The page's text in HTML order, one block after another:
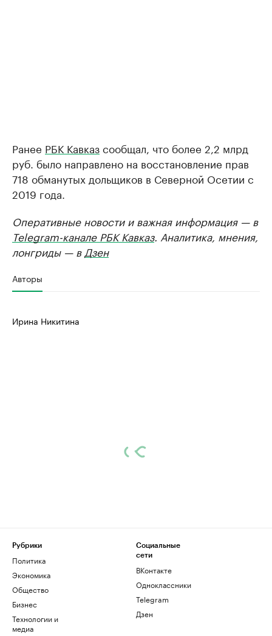
Ранее РБК Кавказсообщал, что более 2,2 млрд
руб. было направлено на восстановление прав
718 обманутых дольщиков в Северной Осетии с
2019 года.
Оперативные новости и важная информация — в
Telegram-канале РБК Кавказ. Аналитика, мнения,
лонгриды — в Дзен
Авторы
Ирина Никитина
Рубрики
Политика
Экономика
Общество
Бизнес
Технологии и
медиа
Социальные
сети
ВКонтакте
Одноклассники
Telegram
Дзен